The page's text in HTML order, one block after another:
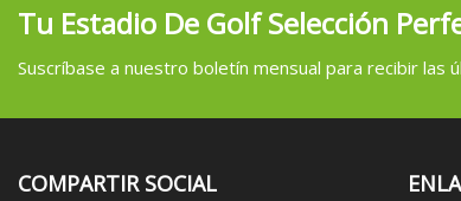
Tu Estadio De Golf Selección
Suscríbase a nuestro boletín mensual para recibir las
COMPARTIR SOCIAL